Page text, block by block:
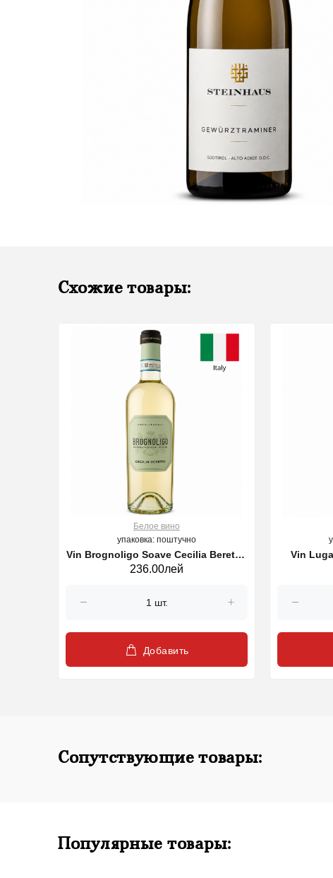
Схожие товары:
Белое вино
упаковка: поштучно
Vin Brognoligo Soave Cecilia Beretta,
sec alb, 750 ml
236.00лей
Добавить
Vin
Сопутствующие товары:
Популярные товары: